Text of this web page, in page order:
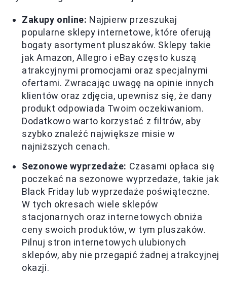
Zakupy online: Najpierw przeszukaj
popularne sklepy internetowe, które oferują
bogaty asortyment pluszaków. Sklepy takie
jak Amazon, Allegro i eBay często kuszą
atrakcyjnymi promocjami oraz specjalnymi
ofertami. Zwracając uwagę na opinie innych
klientów oraz zdjęcia, upewnisz się, że dany
produkt odpowiada Twoim oczekiwaniom.
Dodatkowo warto korzystać z filtrów, aby
szybko znaleźć największe misie w
najniższych cenach.
Sezonowe wyprzedaże: Czasami opłaca się
poczekać na sezonowe wyprzedaże, takie jak
Black Friday lub wyprzedaże poświąteczne.
W tych okresach wiele sklepów
stacjonarnych oraz internetowych obniża
ceny swoich produktów, w tym pluszaków.
Pilnuj stron internetowych ulubionych
sklepów, aby nie przegapić żadnej atrakcyjnej
okazji.